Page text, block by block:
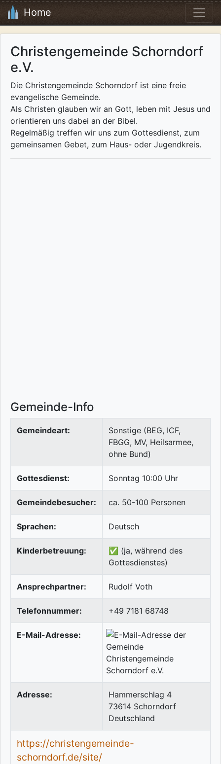
Home
Christengemeinde Schorndorf
e.V.
Die Christengemeinde Schorndorf ist eine freie
evangelische Gemeinde.
Als Christen glauben wir an Gott, leben mit Jesus und
orientieren uns dabei an der Bibel.
Regelmäßig treffen wir uns zum Gottesdienst, zum
gemeinsamen Gebet, zum Haus- oder Jugendkreis.
Gemeinde-Info
Gemeindeart:
Sonstige (BEG, ICF,
FBGG, MV, Heilsarmee,
ohne Bund)
Gottesdienst: Sonntag 10:00 Uhr
Gemeindebesucher: ca. 50-100 Personen
Sprachen: Deutsch
Kinderbetreuung:
✅ (ja, während des
Gottesdienstes)
Ansprechpartner: Rudolf Voth
Telefonnummer: +49 7181 68748
E-Mail-Adresse:
Adresse:
Hammerschlag 4
73614 Schorndorf
Deutschland
https://christengemeinde-
schorndorf.de/site/